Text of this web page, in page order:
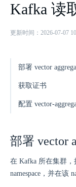
Kafka 读
更新时间：2026-07-07
部署 vector
获取证书
配置 vector-
部署 vector
在 Kafka 所在集群
namespace，并在该